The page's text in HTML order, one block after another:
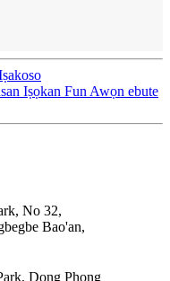
Iṣọkan Fun Awọn ebute
No 32,
Bao'an,
Dong Phong